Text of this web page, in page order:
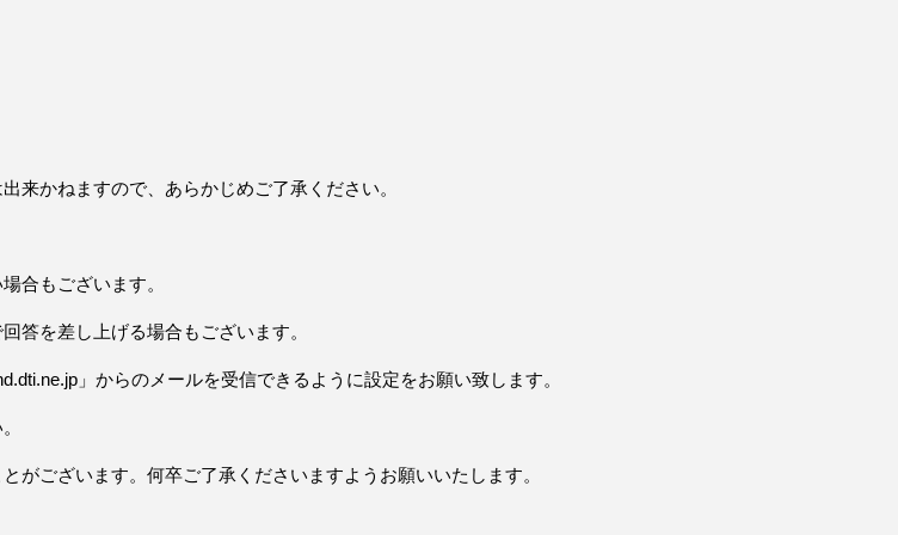
来かねますので、あらかじめご了承ください。
合もございます。
答を差し上げる場合もございます。
」からのメールを受信できるように設定をお願い致します。
ございます。何卒ご了承くださいますようお願いいたします。